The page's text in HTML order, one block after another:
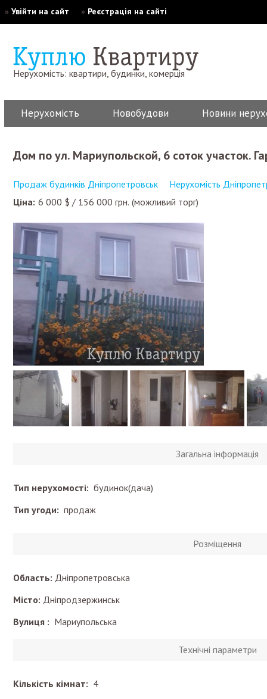
» Увійти на сайт » Реєстрація на сайті
Нерухомість: квартири, будинки, комерція
Нерухомість Новобудови Новини
Дом по ул. Мариупольской, 6 соток участок.
Продаж будинків Дніпропетровськ
Нерухомість
Ціна: 6 000 $ / 156 000 грн. (можливий торг)
Загальна інформація
Тип нерухомості: будинок(дача)
Тип угоди: продаж
Розміщення
Область: Дніпропетровська
Місто: Дніпродзержинськ
Вулиця : Мариупольська
Технічні параметри
Кількість кімнат: 4